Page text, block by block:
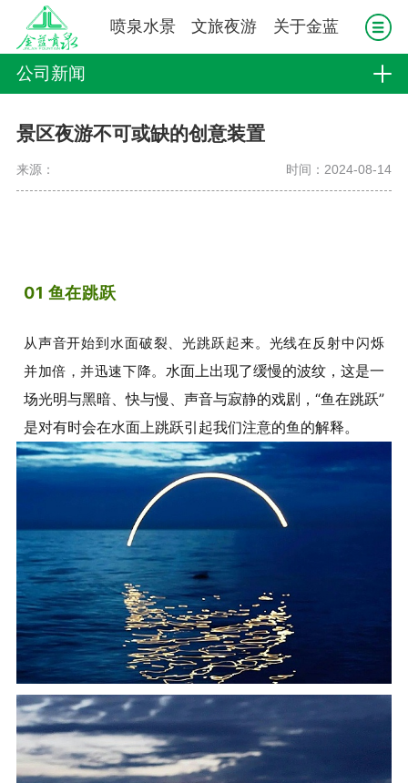
喷泉水景 文旅夜游 关于金蓝
公司新闻
景区夜游不可或缺的创意装置
来源： 时间：2024-08-14
01 鱼在跳跃
从声音开始到水面破裂、光跳跃起来。光线在反射中闪烁
并加倍，并迅速下降。 水面上出现了缓慢的波纹，这是一
场光明与黑暗、快与慢、声音与寂静的戏剧，“鱼在跳跃”
是对有时会在水面上跳跃引起我们注意的鱼的解释。